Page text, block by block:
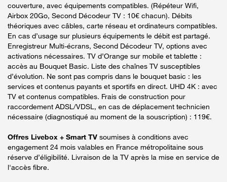
couverture, avec équipements compatibles. (Répéteur Wifi,
Airbox 20Go, Second Décodeur TV : 10€ chacun). Débits
théoriques avec câbles, carte réseau et ordinateurs compatibles.
En cas d’usage sur plusieurs équipements le débit est partagé.
Enregistreur Multi-écrans, Second Décodeur TV, options avec
activations nécessaires. TV d’Orange sur mobile et tablette :
accès au Bouquet Basic. Liste des chaînes TV susceptibles
d’évolution. Ne sont pas compris dans le bouquet basic : les
services et contenus payants et sportifs en direct. UHD 4K : avec
TV et contenus compatibles. Frais de construction pour
raccordement ADSL/VDSL, en cas de déplacement technicien
nécessaire (diagnostiqué au moment de la souscription) : 119€.
Offres Livebox + Smart TV soumises à conditions avec
engagement 24 mois valables en France métropolitaine sous
réserve d’éligibilité. Livraison de la TV après la mise en service de
l'accès fibre.